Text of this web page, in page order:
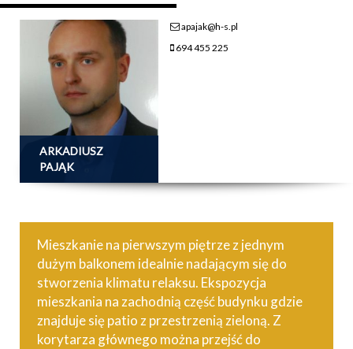
ARKADIUSZ
PAJĄK
apajak@h-s.pl
694 455 225
Mieszkanie na pierwszym piętrze z jednym
dużym balkonem idealnie nadającym się do
stworzenia klimatu relaksu. Ekspozycja
mieszkania na zachodnią część budynku gdzie
znajduje się patio z przestrzenią zieloną. Z
korytarza głównego można przejść do